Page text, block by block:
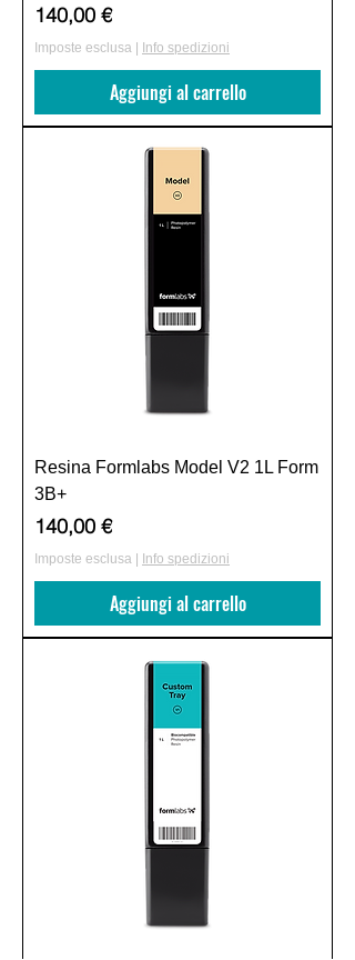
Prezzo
140,00 €
Imposte esclusa Info spedizioni
Aggiungi al carrello
Resina Formlabs Model V2 1L Form
3B+
Prezzo
140,00 €
Imposte esclusa Info spedizioni
Aggiungi al carrello